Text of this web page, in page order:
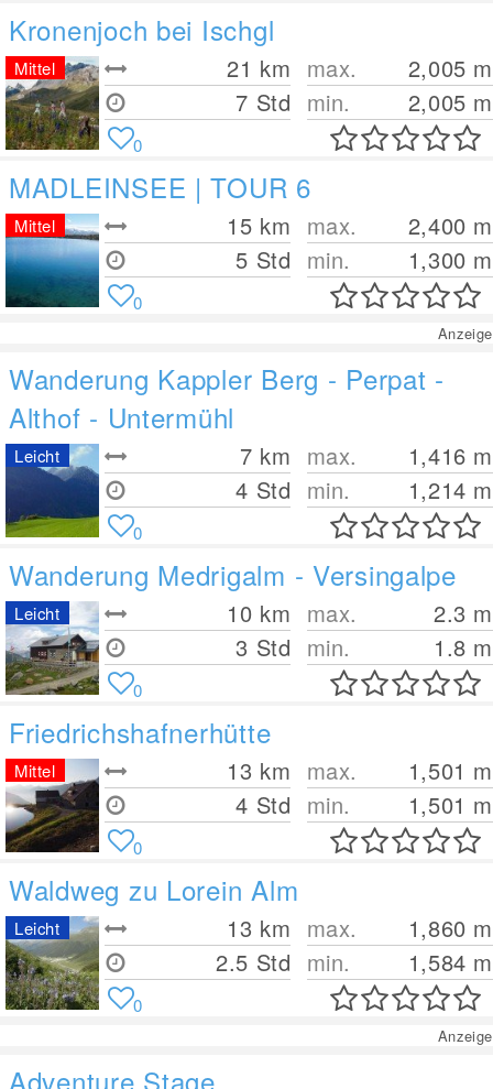
Kronenjoch bei Ischgl
21 km
7 Std
max. 2,005 m
min.
2,005 m
Mittel
0
MADLEINSEE | TOUR 6
15 km
5 Std
max. 2,400 m
min.
1,300 m
Mittel
0
Anzeige
Wanderung Kappler Berg - Perpat -
Althof - Untermühl
7 km
4 Std
max. 1,416 m
min.
1,214 m
Leicht
0
Wanderung Medrigalm - Versingalpe
10 km
3 Std
max. 2.3 m
min.
1.8 m
Leicht
0
Friedrichshafnerhütte
13 km
4 Std
max. 1,501 m
min.
1,501 m
Mittel
0
Waldweg zu Lorein Alm
13 km
2.5 Std
max. 1,860 m
min.
1,584 m
Leicht
0
Anzeige
Adventure Stage